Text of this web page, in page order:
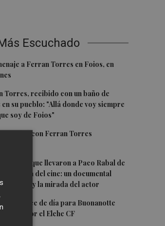
Escuchado
a Ferran Torres en Foios, en
Torres, recibido con un baño de
en su pueblo: "Allá donde voy siempre
soy de Foios"
vuelca con Ferran Torres
vidas' que llevaron a Paco Rabal de
a la cima del cine: un documental
la voz y la mirada del actor
se hace de día para Buonanotte
fichaje por el Elche CF